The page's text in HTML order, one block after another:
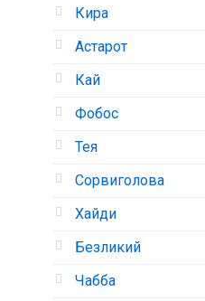
Кира
Астарот
Кай
Фобос
Тея
Сорвиголова
Хайди
Безликий
Чабба